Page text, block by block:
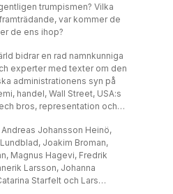
trumpismen? Vilka
var kommer de
de ens ihop?
bidrar en rad namnkunniga
experter med texter om den
administrationens syn på
handel, Wall Street, USA:s
bros, representation och
Johansson Heinö,
Joakim Broman,
Magnus Hagevi, Fredrik
Larsson, Johanna
Starfelt och Lars